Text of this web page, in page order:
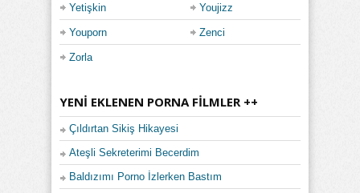
Yetişkin Youjizz
Youporn Zenci
Zorla
YENI EKLENEN PORNA FILMLER ++
Çıldırtan Sikiş Hikayesi
Ateşli Sekreterimi Becerdim
Baldızımı Porno İzlerken Bastım